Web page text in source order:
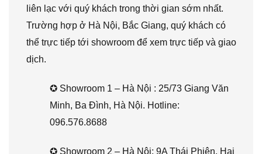
liên lạc với quý khách trong thời gian sớm nhất.
Trường hợp ở Hà Nội, Bắc Giang, quý khách có
thể trực tiếp tới showroom để xem trực tiếp và giao
dịch.
✪ Showroom 1 – Hà Nội : 25/73 Giang Văn
Minh, Ba Đình, Hà Nội. Hotline:
096.576.8688
✪ Showroom 2 – Hà Nội: 9A Thái Phiên, Hai